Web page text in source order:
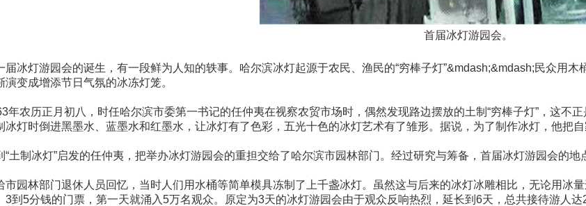
首届冰灯游园会。
届冰灯游园会的诞生，有一段鲜为人知的轶事。哈尔滨冰灯起源于农民、渔民的“穷棒子灯”&mdash;&mdash;民众用
演变成增添节日气氛的冰冻灯笼。
年农历正月初八，时任哈尔滨市委第一书记的任仲夷在视察农贸市场时，偶然发现路边摆放的土制“穷棒子灯”，这不
冰灯时倒进黑墨水、蓝墨水和红墨水，让冰灯有了色彩，五光十色的冰灯艺术有了雏形。据说，为了制作冰灯，他把自
“土制冰灯”启发的任仲夷，把举办冰灯游园会的重担交给了哈尔滨市园林部门。经过研究与筹备，首届冰灯游园会的地
市园林部门退休人员回忆，当时人们用水桶等简单模具冻制了上千盏冰灯。虽然这与后来的冰灯冰雕相比，无论用冰
3到5分钱的门票，第一天就涌入5万名观众。原定为3天的冰灯游园会由于观众反响热烈，延长到6天，总共接待游人达